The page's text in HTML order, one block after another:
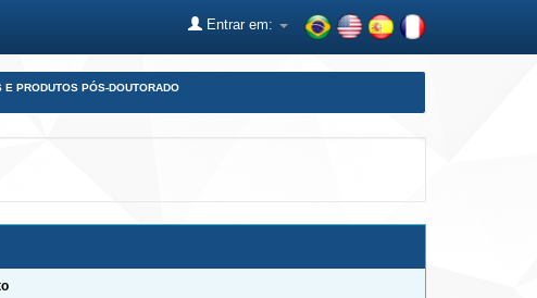
Entrar em:
E PRODUTOS PÓS-DOUTORADO